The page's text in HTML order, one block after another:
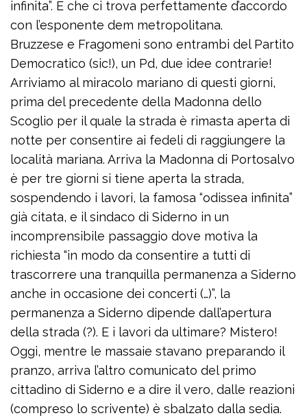
infinita”. E che ci trova perfettamente d’accordo
con l’esponente dem metropolitana.
Bruzzese e Fragomeni sono entrambi del Partito
Democratico (sic!), un Pd, due idee contrarie!
Arriviamo al miracolo mariano di questi giorni,
prima del precedente della Madonna dello
Scoglio per il quale la strada è rimasta aperta di
notte per consentire ai fedeli di raggiungere la
località mariana. Arriva la Madonna di Portosalvo
è per tre giorni si tiene aperta la strada,
sospendendo i lavori, la famosa “odissea infinita”
già citata, e il sindaco di Siderno in un
incomprensibile passaggio dove motiva la
richiesta “in modo da consentire a tutti di
trascorrere una tranquilla permanenza a Siderno
anche in occasione dei concerti (…)”, la
permanenza a Siderno dipende dall’apertura
della strada (?). E i lavori da ultimare? Mistero!
Oggi, mentre le massaie stavano preparando il
pranzo, arriva l’altro comunicato del primo
cittadino di Siderno e a dire il vero, dalle reazioni
(compreso lo scrivente) è sbalzato dalla sedia.